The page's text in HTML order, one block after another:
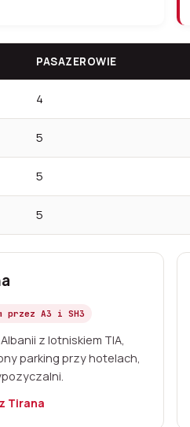
PASAZEROWIE
4
5
5
5
przez A3 i SH3
z lotniskiem TIA,
parking przy hotelach,
Tirana